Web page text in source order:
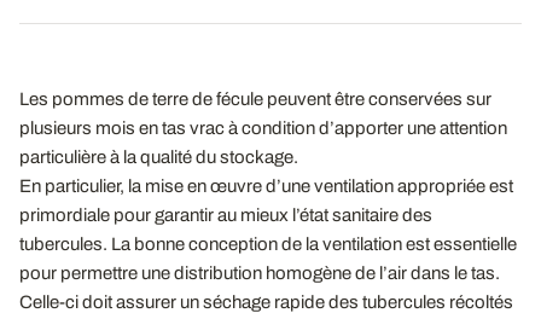
Les pommes de terre de fécule peuvent être conservées sur
plusieurs mois en tas vrac à condition d’apporter une attention
particulière à la qualité du stockage.
En particulier, la mise en œuvre d’une ventilation appropriée est
primordiale pour garantir au mieux l’état sanitaire des
tubercules. La bonne conception de la ventilation est essentielle
pour permettre une distribution homogène de l’air dans le tas.
Celle-ci doit assurer un séchage rapide des tubercules récoltés